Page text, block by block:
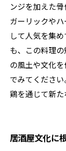
ンジを加えた
ガーリックや
して人気を集
も、この料理
の風土や文化
でみてくださ
鶏を通じて新た
居酒屋文化に